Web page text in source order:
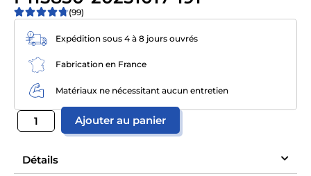
(99)
Expédition sous 4 à 8 jours ouvrés
Fabrication en France
Matériaux ne nécessitant aucun entretien
Ajouter au panier
Détails